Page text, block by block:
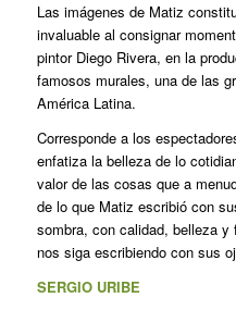
Las imágenes de Matiz
invaluable al consignar
pintor Diego Rivera, en la
famosos murales, una de las
América Latina.
Corresponde a los
enfatiza la belleza de lo
valor de las cosas que a
de lo que Matiz escribió con
sombra, con calidad, belleza
nos siga escribiendo con sus
SERGIO URIBE